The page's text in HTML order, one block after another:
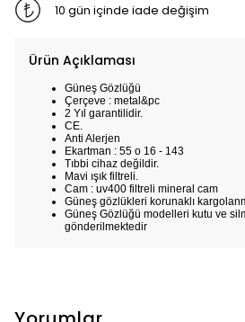
10 gün içinde iade değişim
Ürün Açıklaması
Güneş Gözlüğü
Çerçeve : metal&pc
2 Yıl garantilidir.
CE.
Anti Alerjen
Ekartman : 55 o 16 - 143
Tıbbi cihaz değildir.
Mavi ışık filtreli.
Cam : uv400 filtreli mineral cam
Güneş gözlükleri korunaklı
Güneş Gözlüğü modelleri kutu ve
gönderilmektedir